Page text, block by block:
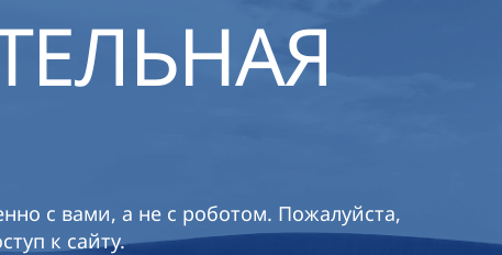
с вами, а не с роботом. Пожалуйста,
к сайту.